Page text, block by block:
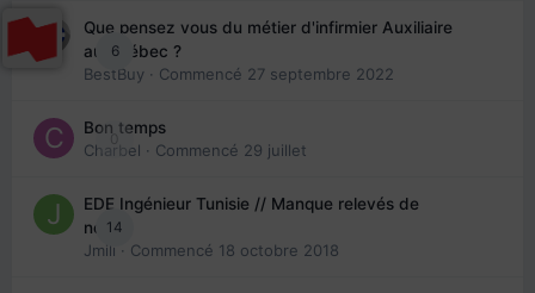
6
Que pensez vous du métier d'infirmier Auxiliaire
au Québec ?
BestBuy · Commencé 27 septembre 2022
0
Bon temps
Charbel · Commencé 29 juillet
14
EDE Ingénieur Tunisie // Manque relevés de
note
Jmili · Commencé 18 octobre 2018